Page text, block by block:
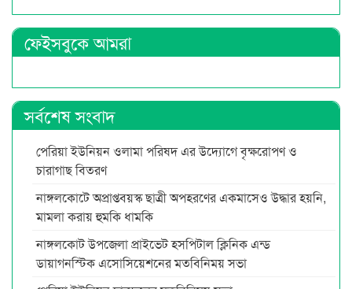
ফেইসবুকে আমরা
সর্বশেষ সংবাদ
পেরিয়া ইউনিয়ন ওলামা পরিষদ এর উদ্যোগে বৃক্ষরোপণ ও
চারাগাছ বিতরণ
নাঙ্গলকোটে অপ্রাপ্তবয়স্ক ছাত্রী অপহরণের একমাসেও উদ্ধার হয়নি,
মামলা করায় হুমকি ধামকি
নাঙ্গলকোট উপজেলা প্রাইভেট হসপিটাল ক্লিনিক এন্ড
ডায়াগনস্টিক এসোসিয়েশনের মতবিনিময় সভা